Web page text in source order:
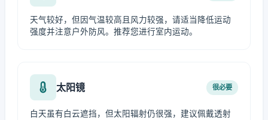
天气较好，但因气温较高且风力较强，请适当降低运动
强度并注意户外防风。推荐您进行室内运动。
太阳镜 很必要
白天虽有白云遮挡，但太阳辐射仍很强，建议佩戴透射